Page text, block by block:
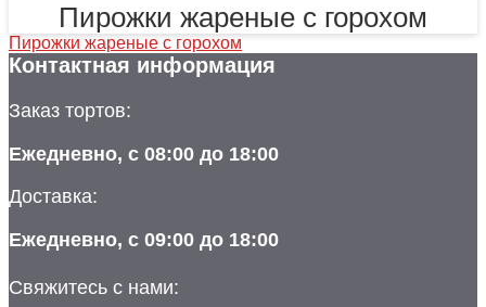
Пирожки жареные с горохом
Пирожки жареные с горохом
Контактная информация
Заказ тортов:
Ежедневно, с 08:00 до 18:00
Доставка:
Ежедневно, с 09:00 до 18:00
Свяжитесь с нами: